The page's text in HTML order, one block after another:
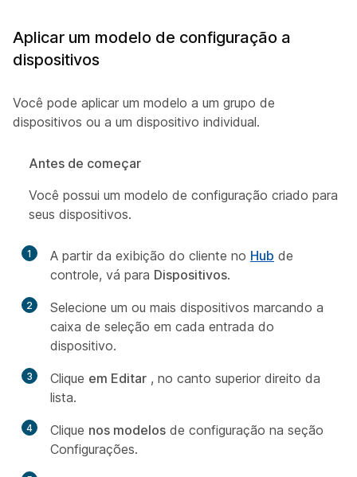
Aplicar um modelo de configuração a
dispositivos
Você pode aplicar um modelo a um grupo de
dispositivos ou a um dispositivo individual.
Antes de começar
Você possui um modelo de configuração criado para
seus dispositivos.
1 A partir da exibição do cliente no Hub de
controle, vá para Dispositivos.
2
Selecione um ou mais dispositivos marcando a
caixa de seleção em cada entrada do
dispositivo.
3 Clique em Editar , no canto superior direito da
lista.
4 Clique nos modelos de configuração na seção
Configurações.